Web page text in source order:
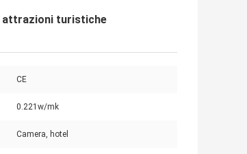
attrazioni turistiche
CE
0.221w/mk
Camera, hotel